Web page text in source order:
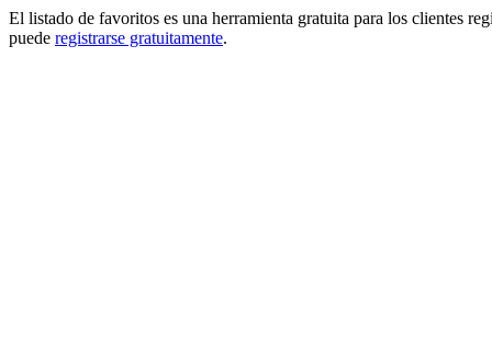
El listado de favoritos es una herramienta gratuita para los clientes
puede registrarse gratuitamente.